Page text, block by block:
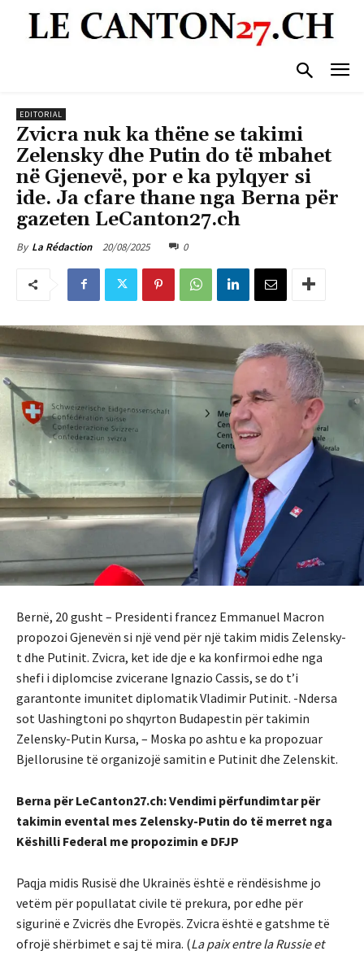
EDITORIAL
Zvicra nuk ka thëne se takimi
Zelensky dhe Putin do të mbahet
në Gjenevë, por e ka pylqyer si
ide. Ja cfare thane nga Berna për
gazeten LeCanton27.ch
By La Rédaction 20/08/2025 0
Bernë, 20 gusht – Presidenti francez Emmanuel Macron
propozoi Gjenevën si një vend për një takim midis Zelensky-
t dhe Putinit. Zvicra, ket ide dje e ka konfirmoi edhe nga
shefi i diplomcise zvicerane Ignazio Cassis, se do t’i
garantonte imunitet diplomatik Vladimir Putinit. -Ndersa
sot Uashingtoni po shqyrton Budapestin për takimin
Zelensky-Putin Kursa, – Moska po ashtu e ka propozuar
Bjellorusine të organizojë samitin e Putinit dhe Zelenskit.
Berna për LeCanton27.ch: Vendimi përfundimtar për
takimin evental mes Zelensky-Putin do të merret nga
Këshilli Federal me propozimin e DFJP
Paqja midis Rusisë dhe Ukrainës është e rëndësishme jo
vetëm për popullatat civile të prekura, por edhe për
sigurinë e Zvicrës dhe Evropës. Zvicra është e gatshme të
ofrojë shërbimet e saj të mira. (La paix entre la Russie et